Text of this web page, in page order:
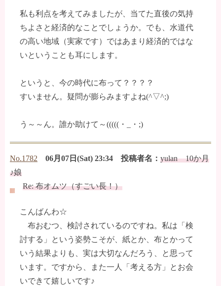
私も利点を考えてみましたが、当てた直後の気持
ちよさと経済的なことでしょうか。でも、水道代
の高い地域（実家です）ではあまり経済的ではな
いということも耳にします。
というと、今の時代に布って？？？？
すいません。疑問が膨らみますよね(^▽^;)
う～～ん。誰か助けて～(((((・_・;)
No.1782 06月07日(Sat) 23:34 投稿者名： yulan 10か月
♪娘
Re: 布オムツ（すごい長！）
こんばんわ☆
布おむつ、検討されているのですね。私は「検
討する」という姿勢こそが、紙とか、布とかって
いう結果よりも、実は大切なんだろう、と思って
います。ですから、また一人「考える方」とお会
いできて嬉しいです♪